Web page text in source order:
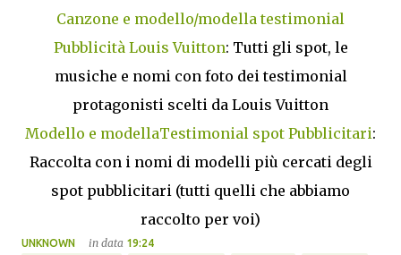
Canzone e modello/modella testimonial
Pubblicità Louis Vuitton: Tutti gli spot, le
musiche e nomi con foto dei testimonial
protagonisti scelti da Louis Vuitton
Modello e modellaTestimonial spot Pubblicitari:
Raccolta con i nomi di modelli più cercati degli
spot pubblicitari (tutti quelli che abbiamo
raccolto per voi)
UNKNOWN in data 19:24